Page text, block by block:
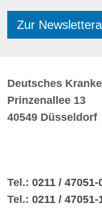
Zur
Deutsches
Prinzenallee 13
40549 Düsseldorf
Tel.: 0211 / 47051-
Tel.: 0211 / 47051-